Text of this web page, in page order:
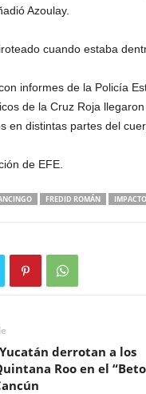
Azoulay.
cuando estaba
informes de la Policía
de la Cruz Roja
en distintas partes del
de EFE.
FREDID ROMÁN
derrotan a los
Roo en el “Beto